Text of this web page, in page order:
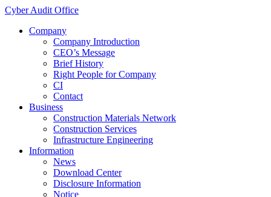
Cyber Audit Office
Company
Company Introduction
CEO’s Message
Brief History
Right People for Company
CI
Contact
Business
Construction Materials Network
Construction Services
Infrastructure Engineering
Information
News
Download Center
Disclosure Information
Notice